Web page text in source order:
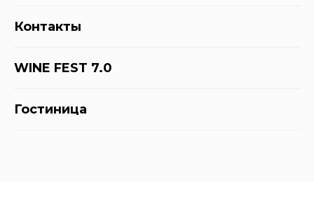
Контакты
WINE FEST 7.0
Гостиница